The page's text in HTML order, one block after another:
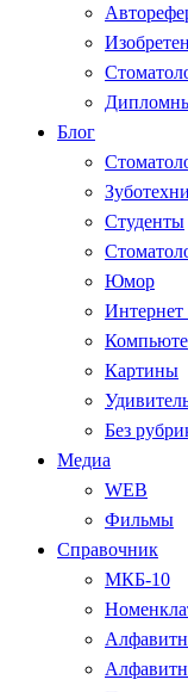
Блог
Студенты
Юмор
Картины
Без
Медиа
WEB
Фильмы
Справочник
МКБ-10